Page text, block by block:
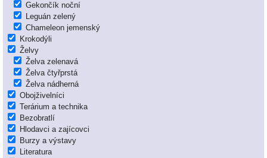
Gekončík noční
Leguán zelený
Chameleon jemenský
Krokodýli
Želvy
Želva zelenavá
Želva čtyřprstá
Želva nádherná
Obojživelníci
Terárium a technika
Bezobratlí
Hlodavci a zajícovci
Burzy a výstavy
Literatura